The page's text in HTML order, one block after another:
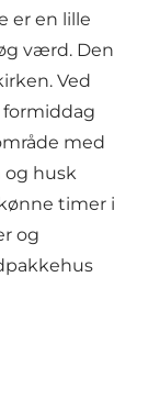
er en lille
værd. Den
Ved
formiddag
med
og husk
timer i
og